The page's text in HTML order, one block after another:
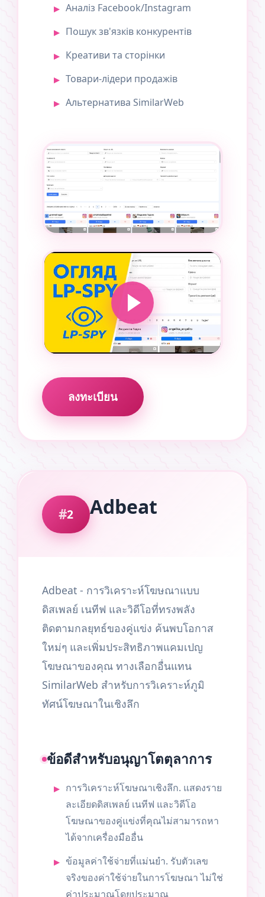
Аналіз Facebook/Instagram
Пошук зв'язків конкурентів
Креативи та сторінки
Товари-лідери продажів
Альтернатива SimilarWeb
ลงทะเบียน
2 Adbeat
Adbeat - การวิเคราะห์โฆษณาแบบ
ดิสเพลย์ เนทีฟ และวิดีโอที่ทรงพลัง
ติดตามกลยุทธ์ของคู่แข่ง ค้นพบโอกาส
ใหม่ๆ และเพิ่มประสิทธิภาพแคมเปญ
โฆษณาของคุณ ทางเลือกอื่นแทน
SimilarWeb สำหรับการวิเคราะห์ภูมิ
ทัศน์โฆษณาในเชิงลึก
ข้อดีสำหรับอนุญาโตตุลาการ
การวิเคราะห์โฆษณาเชิงลึก. แสดงราย
ละเอียดดิสเพลย์ เนทีฟ และวิดีโอ
โฆษณาของคู่แข่งที่คุณไม่สามารถหา
ได้จากเครื่องมืออื่น
ข้อมูลค่าใช้จ่ายที่แม่นยำ. รับตัวเลข
จริงของค่าใช้จ่ายในการโฆษณา ไม่ใช่
ค่าประมาณโดยประมาณ